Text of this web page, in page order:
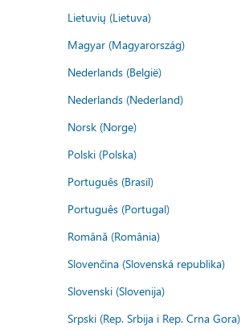
Lietuvių (Lietuva)
Magyar (Magyarország)
Nederlands (België)
Nederlands (Nederland)
Norsk (Norge)
Polski (Polska)
Português (Brasil)
Português (Portugal)
Română (România)
Slovenčina (Slovenská republika)
Slovenski (Slovenija)
Srpski (Rep. Srbija i Rep. Crna Gora)